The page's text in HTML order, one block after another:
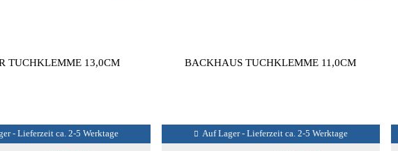
TUCHKLEMME 13,0CM
- Lieferzeit ca. 2-5 Werktage
BACKHAUS TUCHKLEMME 11,0CM
Auf Lager - Lieferzeit ca. 2-5 Werktage